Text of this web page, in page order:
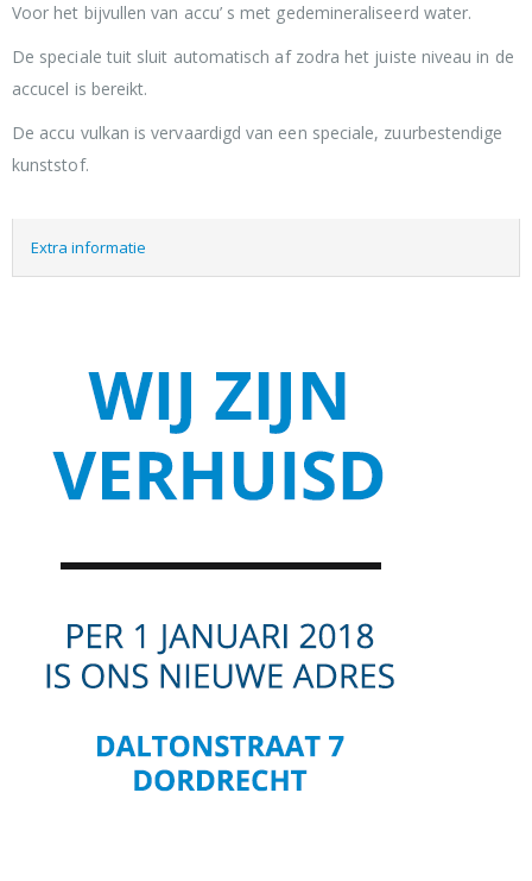
Voor het bijvullen van accu’ s met gedemineraliseerd water.
De speciale tuit sluit automatisch af zodra het juiste niveau in de
accucel is bereikt.
De accu vulkan is vervaardigd van een speciale, zuurbestendige
kunststof.
Extra informatie